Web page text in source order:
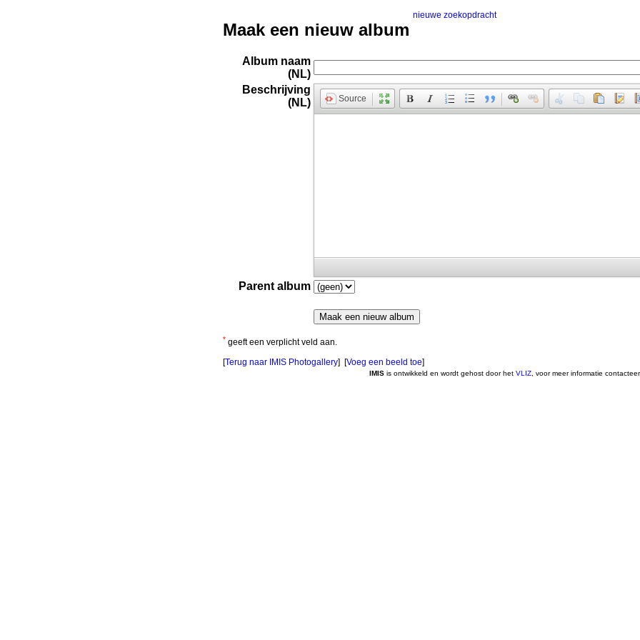
nieuwe zoekopdracht
Maak een nieuw album
Album naam
(NL)
Beschrijving
(NL)
Source
Parent album
* geeft een verplicht veld aan.
[Terug naar IMIS Photogallery] [Voeg een beeld toe]
IMIS is ontwikkeld en wordt gehost door het VLIZ , voor meer informatie